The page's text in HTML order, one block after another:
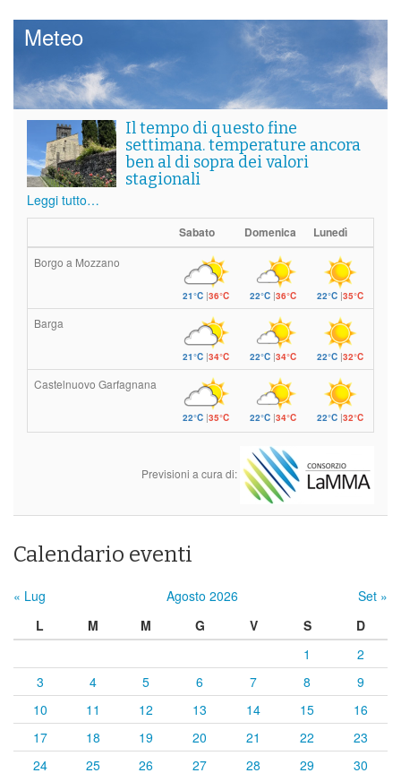
Meteo
Il tempo di questo fine
settimana. temperature ancora
ben al di sopra dei valori
stagionali
Leggi tutto…
Sabato Domenica Lunedì
Borgo a Mozzano
21°C|36°C 22°C|36°C 22°C |35°C
Barga
21°C|34°C 22°C|34°C 22°C |32°C
Castelnuovo Garfagnana
22°C|35°C 22°C|34°C 22°C |32°C
Previsioni a cura di:
Calendario eventi
« Lug Agosto 2026
Set »
L
M M G V S
D
1
2
3
4 5 6 7 8
9
10
11 12 13 14 15
16
17
18 19 20 21 22
23
24
25 26 27 28 29 30